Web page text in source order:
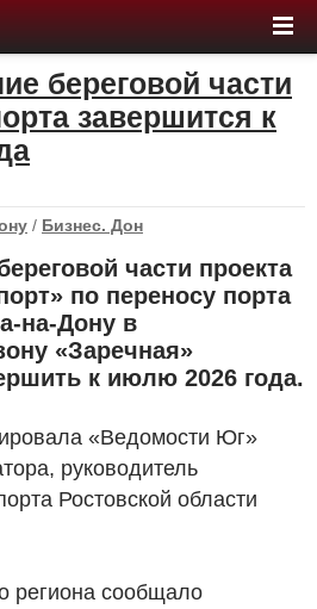
береговой части
завершится к
/ Бизнес. Дон
части проекта
по переносу порта
на-Дону в
«Заречная»
к июлю 2026 года.
«Ведомости Юг»
руководитель
Ростовской области
региона сообщало